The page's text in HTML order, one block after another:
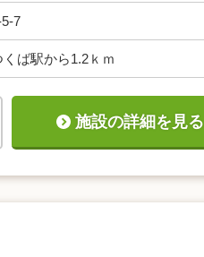
7
ば駅から1.2ｋｍ
施設の詳細を見る